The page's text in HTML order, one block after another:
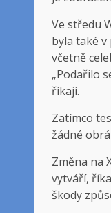
Ve středu
byla také v
včetně
„Podařilo
říkají.
Zatímco
žádné
Změna na
vytváří,
škody